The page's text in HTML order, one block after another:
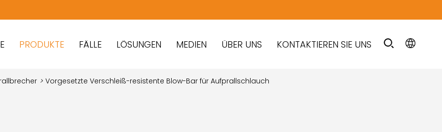
PRODUKTE FÄLLE LÖSUNGEN MEDIEN ÜBER UNS KONTAKTIEREN SIE UNS
> Vorgesetzte Verschleiß-resistente Blow-Bar für Aufprallschlauch